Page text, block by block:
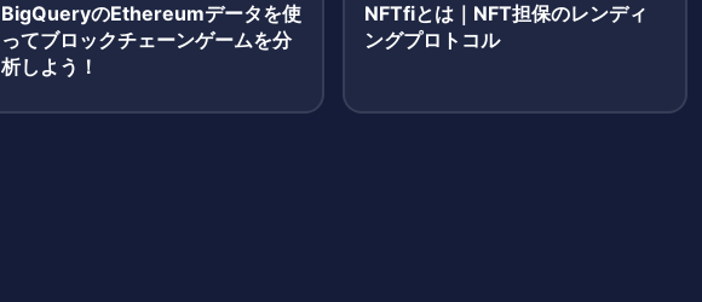
BigQueryのEthereumデータを使
ってブロックチェーンゲームを分
析しよう！
NFTfiとは｜NFT担保のレンディ
ングプロトコル